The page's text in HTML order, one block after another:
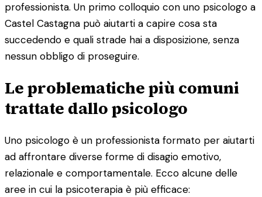
professionista. Un primo colloquio con uno psicologo a
Castel Castagna può aiutarti a capire cosa sta
succedendo e quali strade hai a disposizione, senza
nessun obbligo di proseguire.
Le problematiche più comuni
trattate dallo psicologo
Uno psicologo è un professionista formato per aiutarti
ad affrontare diverse forme di disagio emotivo,
relazionale e comportamentale. Ecco alcune delle
aree in cui la psicoterapia è più efficace: